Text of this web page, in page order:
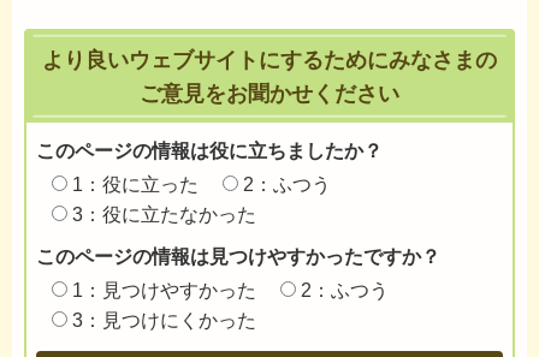
より良いウェブサイトにするためにみなさまの
ご意見をお聞かせください
このページの情報は役に立ちましたか？
1：役に立った
2：ふつう
3：役に立たなかった
このページの情報は見つけやすかったですか？
1：見つけやすかった
2：ふつう
3：見つけにくかった